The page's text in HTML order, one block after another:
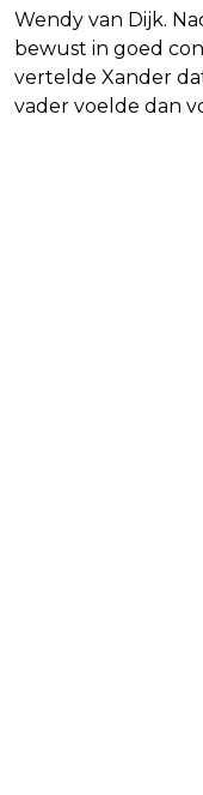
Wendy van Dijk.
bewust in goed
vertelde Xander
vader voelde dan